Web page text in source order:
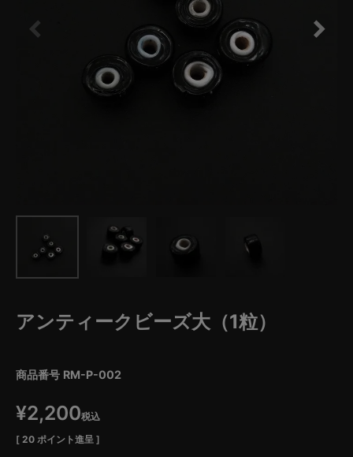
アンティークビーズ大（1粒）
商品番号 RM-P-002
¥2,200税込
[ 20 ポイント進呈 ]